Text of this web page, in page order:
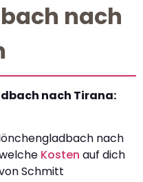
nach
nach Tirana:
nach
Kosten auf dich
Schmitt